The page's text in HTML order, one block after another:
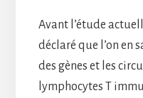
Avant l’étude
déclaré que l’on en
des gènes et les
lymphocytes T